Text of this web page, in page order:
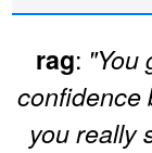
rag: "You
confidence
you really